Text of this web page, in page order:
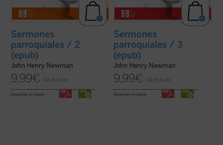
Sermones
parroquiales / 2
(epub)
John Henry Newman
9,99€ IVA incluido
disponible en ebook:
Sermones
parroquiales / 3
(epub)
John Henry Newman
9,99€ IVA incluido
disponible en ebook: